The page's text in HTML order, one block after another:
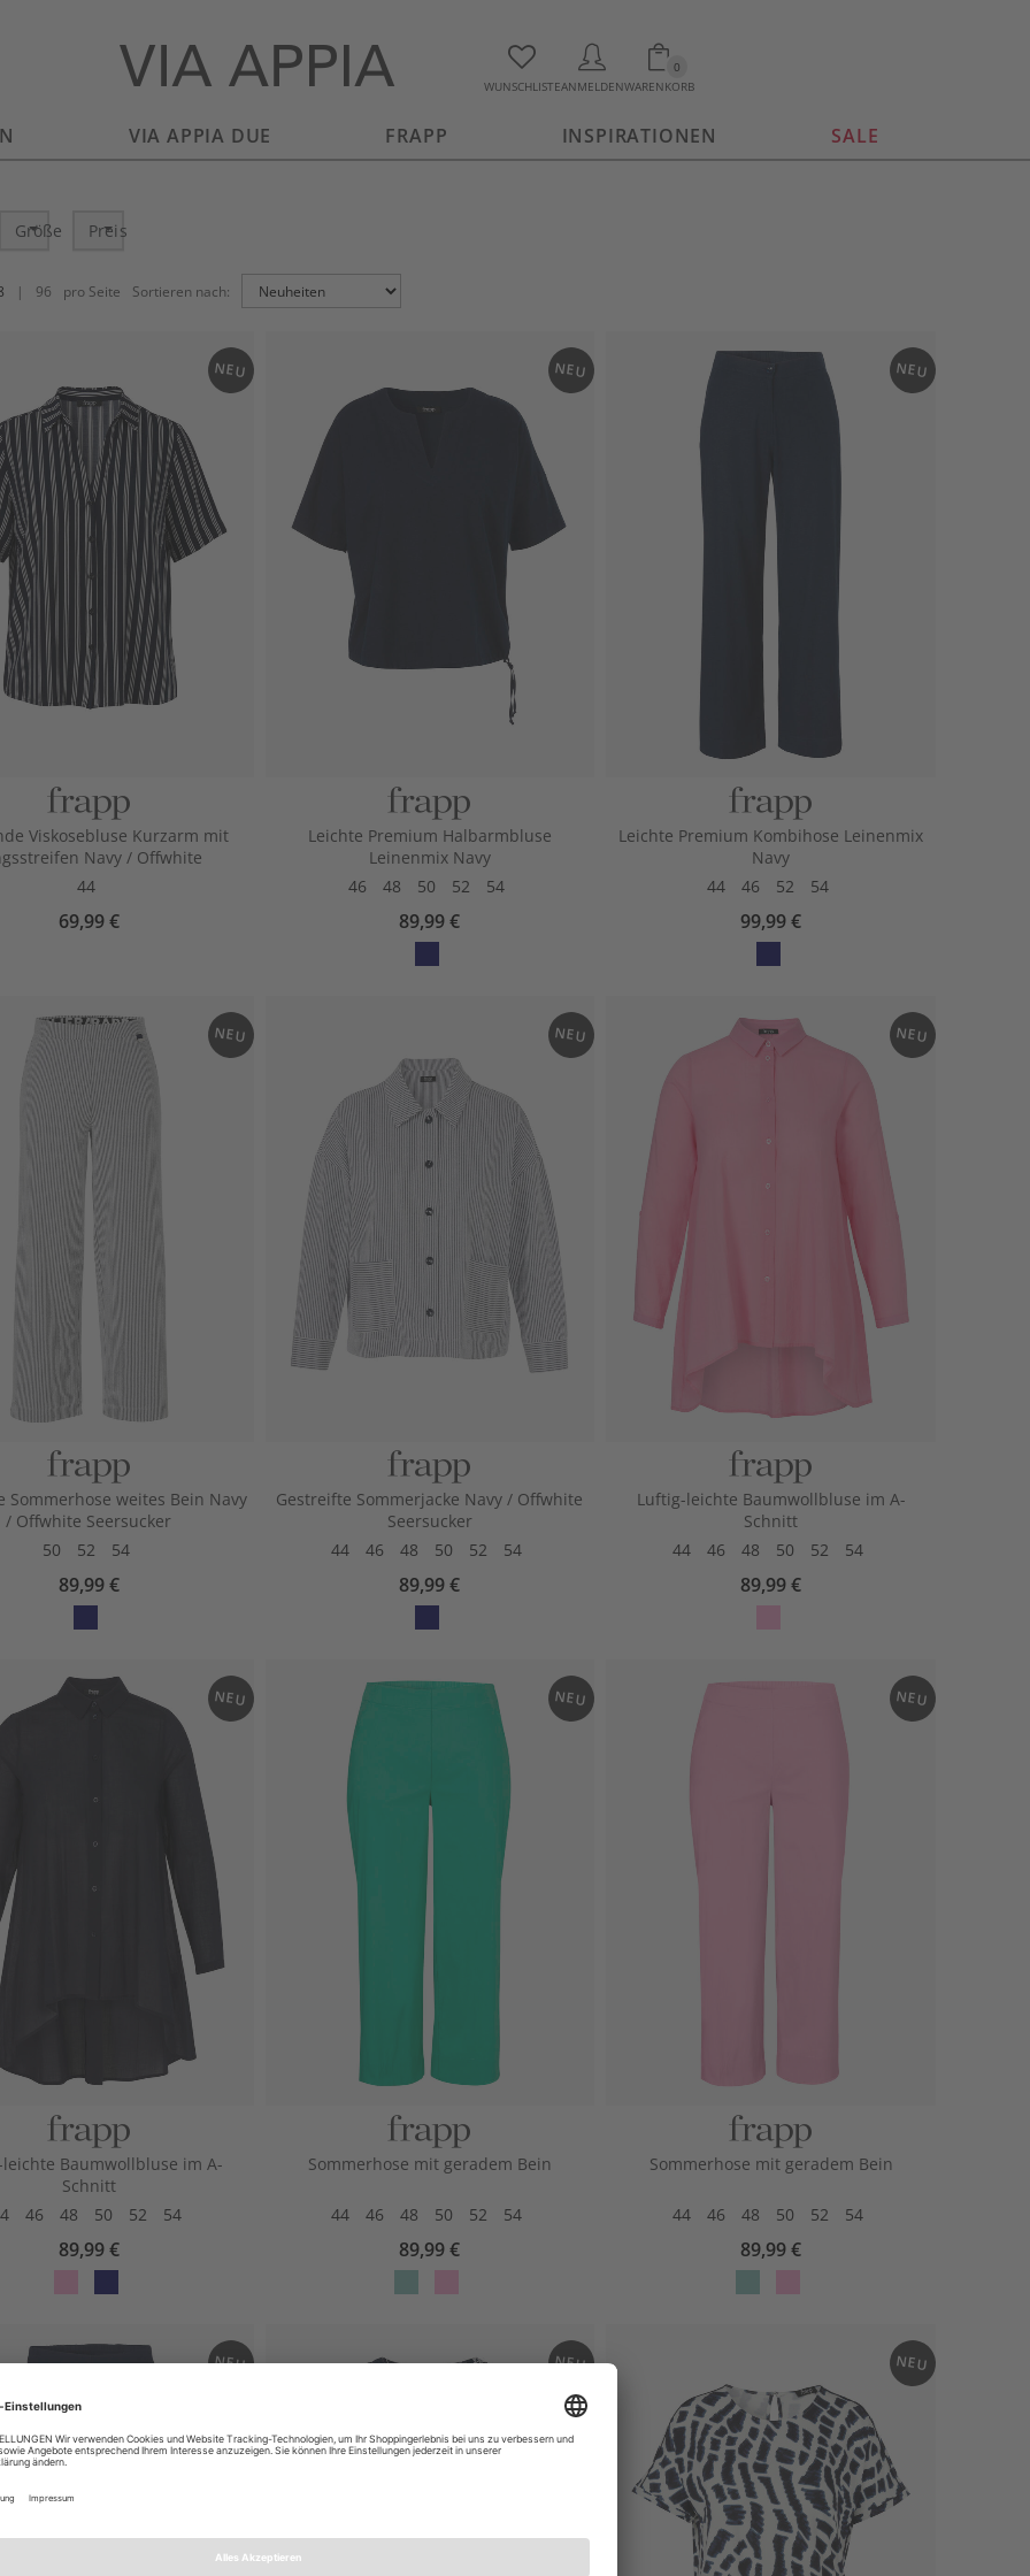
WUNSCHLISTEANMELDEN
0
WARENKORB
VIA APPIA DUE FRAPP INSPIRATIONEN SALE
Größe Preis
| 96 pro Seite Sortieren nach:
NEU
Viskosebluse Kurzarm mit
Navy / Offwhite
44
69,99 €
NEU
Leichte Premium Halbarmbluse
Leinenmix Navy
46
48 50 52 54
89,99 €
avy
NEU
Leichte Premium Kombihose Leinenmix
Navy
44
46 52 54
99,99 €
avy
NEU
Sommerhose weites Bein Navy
/ Offwhite Seersucker
50
52 54
89,99 €
avy
off
NEU
Gestreifte Sommerjacke Navy / Offwhite
Seersucker
44
46 48 50 52 54
89,99 €
avy
off
NEU
Luftig-leichte Baumwollbluse im A-
Schnitt
44
46 48 50 52 54
89,99 €
otu
NEU
Baumwollbluse im A-
Schnitt
46 48 50 52 54
89,99 €
otu
avy
NEU
Sommerhose mit geradem Bein
44 46 48 50 52 54
89,99 €
ep
nt
otu
NEU
Sommerhose mit geradem Bein
44 46 48 50 52 54
89,99 €
ep
otu
NEU NEU NEU